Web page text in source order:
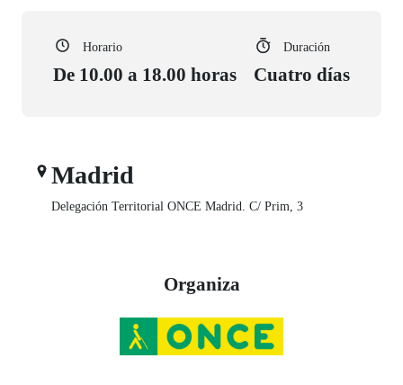
Horario
De 10.00 a 18.00 horas
Duración
Cuatro días
Madrid
Delegación Territorial ONCE Madrid. C/ Prim, 3
Organiza